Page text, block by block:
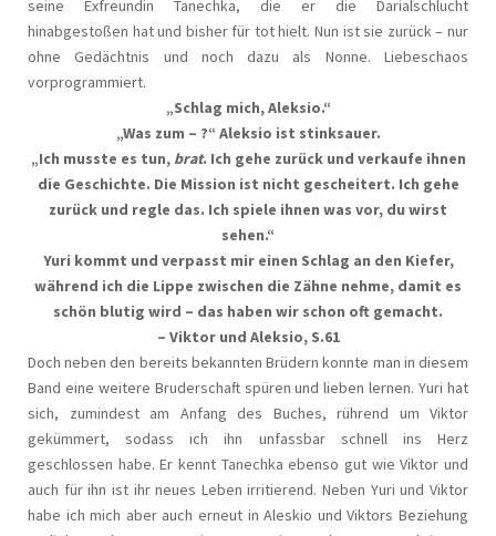
seine Exfreundin Tanechka, die er die Darialschlucht
hinabgestoßen hat und bisher für tot hielt. Nun ist sie zurück – nur
ohne Gedächtnis und noch dazu als Nonne. Liebeschaos
vorprogrammiert.
„Schlag mich, Aleksio.“
„Was zum – ?“ Aleksio ist stinksauer.
„Ich musste es tun, brat. Ich gehe zurück und verkaufe ihnen
die Geschichte. Die Mission ist nicht gescheitert. Ich gehe
zurück und regle das. Ich spiele ihnen was vor, du wirst
sehen.“
Yuri kommt und verpasst mir einen Schlag an den Kiefer,
während ich die Lippe zwischen die Zähne nehme, damit es
schön blutig wird – das haben wir schon oft gemacht.
– Viktor und Aleksio, S.61
Doch neben den bereits bekannten Brüdern konnte man in diesem
Band eine weitere Bruderschaft spüren und lieben lernen. Yuri hat
sich, zumindest am Anfang des Buches, rührend um Viktor
gekümmert, sodass ich ihn unfassbar schnell ins Herz
geschlossen habe. Er kennt Tanechka ebenso gut wie Viktor und
auch für ihn ist ihr neues Leben irritierend. Neben Yuri und Viktor
habe ich mich aber auch erneut in Aleskio und Viktors Beziehung